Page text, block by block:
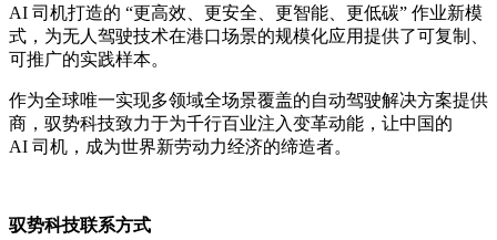
AI 司机打造的 “更高效、更安全、更智能、更低碳” 作业新模
式，为无人驾驶技术在港口场景的规模化应用提供了可复制、
可推广的实践样本。
作为全球唯一实现多领域全场景覆盖的自动驾驶解决方案提供
商，驭势科技致力于为千行百业注入变革动能，让中国的
AI 司机，成为世界新劳动力经济的缔造者。
驭势科技联系方式